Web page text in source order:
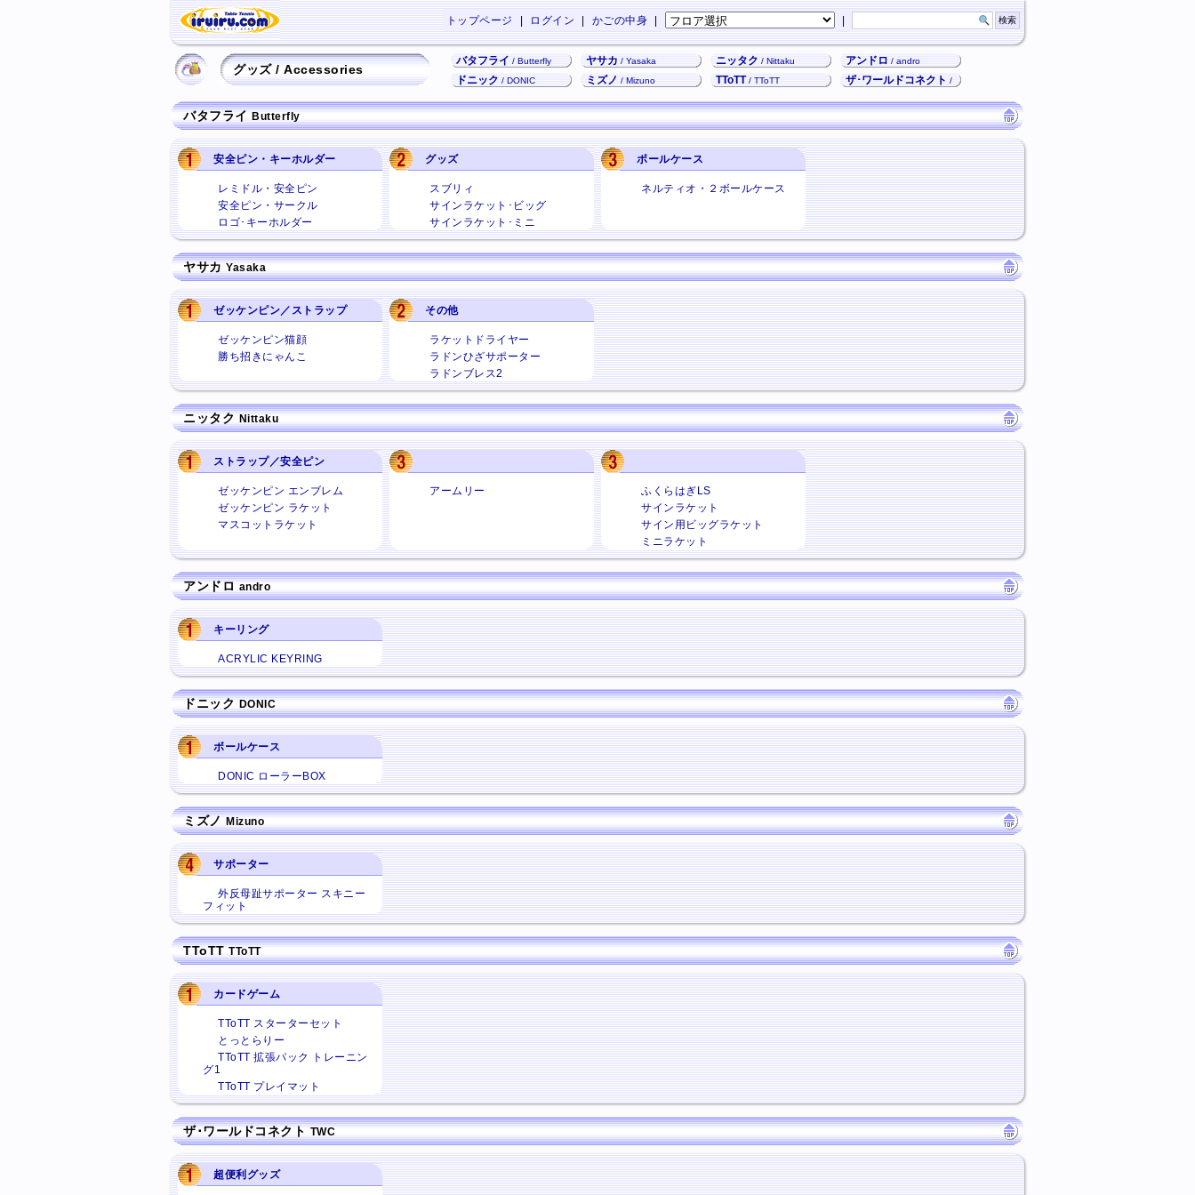
かごの中身
ログイン
トップページ
グッズ / Accessories
バタフライ / Butterfly ヤサカ / Yasaka ニッタク / Nittaku アンドロ / andro
ドニック / DONIC ミズノ / Mizuno TToTT/ TToTT ザ･ワールドコネクト /
バタフライ Butterfly
安全ピン・キーホルダー
レミドル・安全ピン
安全ピン・サークル
ロゴ･キーホルダー
グッズ
スブリィ
サインラケット･ビッグ
サインラケット･ミニ
ボールケース
ネルティオ・２ボールケース
ヤサカ Yasaka
ゼッケンピン／ストラップ
ゼッケンピン猫顔
勝ち招きにゃんこ
その他
ラケットドライヤー
ラドンひざサポーター
ラドンブレス2
ニッタク Nittaku
ストラップ／安全ピン
ゼッケンピン エンブレム
ゼッケンピン ラケット
マスコットラケット
アームリー
ふくらはぎLS
サインラケット
サイン用ビッグラケット
ミニラケット
アンドロ andro
キーリング
ACRYLIC KEYRING
ドニック DONIC
ボールケース
DONIC ローラーBOX
ミズノ Mizuno
サポーター
外反母趾サポーター スキニー
フィット
TToTT TToTT
カードゲーム
TToTT スターターセット
とっとらりー
TToTT 拡張パック トレーニン
グ1
TToTT プレイマット
ザ･ワールドコネクト TWC
超便利グッズ